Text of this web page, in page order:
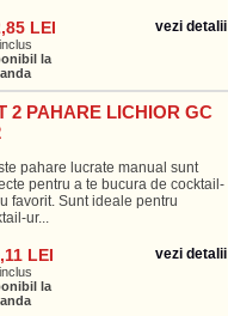
LEI
la
vezi detalii
2 PAHARE LICHIOR GC
pahare lucrate manual sunt
pentru a te bucura de cocktail-
favorit. Sunt ideale pentru
ur...
LEI
la
vezi detalii